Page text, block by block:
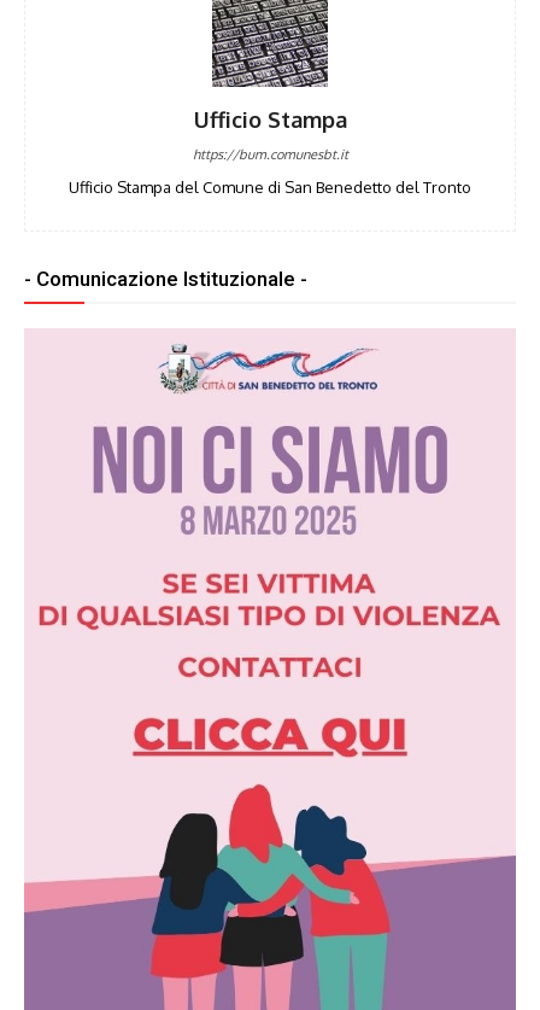
Ufficio Stampa
https://bum.comunesbt.it
Ufficio Stampa del Comune di San Benedetto del Tronto
- Comunicazione Istituzionale -